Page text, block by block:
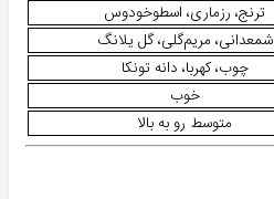
ترنج، رزماری، اسطوخودوس
شمعدانی، مریم‌گلی، گل یلانگ
چوب، کهربا، دانه تونکا
خوب
متوسط رو به بالا